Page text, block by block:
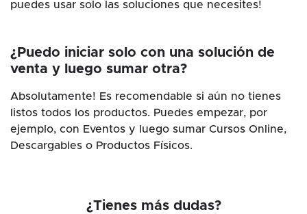
puedes usar solo las soluciones que necesites!
¿Puedo iniciar solo con una solución de
venta y luego sumar otra?
Absolutamente! Es recomendable si aún no tienes
listos todos los productos. Puedes empezar, por
ejemplo, con Eventos y luego sumar Cursos Online,
Descargables o Productos Físicos.
¿Tienes más dudas?